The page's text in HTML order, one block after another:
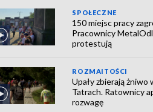
SPOŁECZNE
150 miejsc pracy
Pracownicy
protestują
ROZMAITOŚCI
Upały zbierają żniwo
Tatrach. Ratownicy
rozwagę